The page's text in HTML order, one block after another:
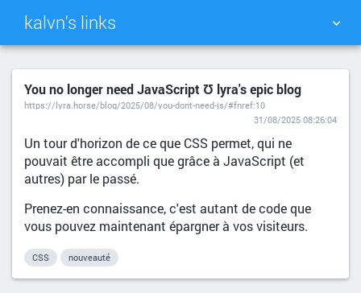
kalvn's links
TAG CLOUD PICTURE WALL
SEARCH
You no longer need JavaScript Ʊ lyra's epic blog
https://lyra.horse/blog/2025/08/you-dont-need-js/#fnref:10
31/08/2025 08:26:04
Un tour d'horizon de ce que CSS permet, qui ne
pouvait être accompli que grâce à JavaScript (et
autres) par le passé.
Prenez-en connaissance, c'est autant de code que
vous pouvez maintenant épargner à vos visiteurs.
CSS nouveauté